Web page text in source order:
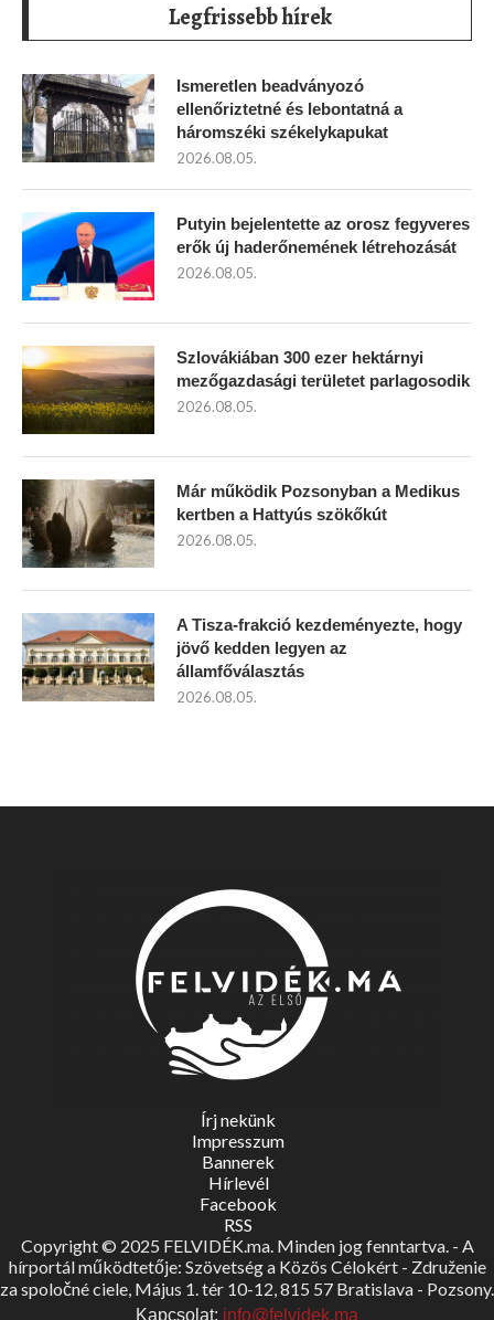
Legfrissebb hírek
Ismeretlen beadványozó
ellenőriztetné és lebontatná a
háromszéki székelykapukat
2026.08.05.
Putyin bejelentette az orosz fegyveres
erők új haderőnemének létrehozását
2026.08.05.
Szlovákiában 300 ezer hektárnyi
mezőgazdasági területet parlagosodik
2026.08.05.
Már működik Pozsonyban a Medikus
kertben a Hattyús szökőkút
2026.08.05.
A Tisza-frakció kezdeményezte, hogy
jövő kedden legyen az
államfőválasztás
2026.08.05.
Írj nekünk
Impresszum
Bannerek
Hírlevél
Facebook
RSS
Copyright © 2025 FELVIDÉK.ma. Minden jog fenntartva. - A
hírportál működtetője: Szövetség a Közös Célokért - Združenie
za spoločné ciele, Május 1. tér 10-12, 815 57 Bratislava - Pozsony.
Kapcsolat: info@felvidek.ma